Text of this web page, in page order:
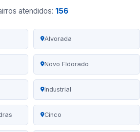
atendidos: 156
Alvorada
Novo Eldorado
Industrial
Cinco